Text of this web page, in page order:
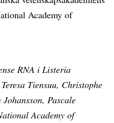
Academy of
RNA i Listeria
Tiensuu, Christophe
Pascale
Academy of